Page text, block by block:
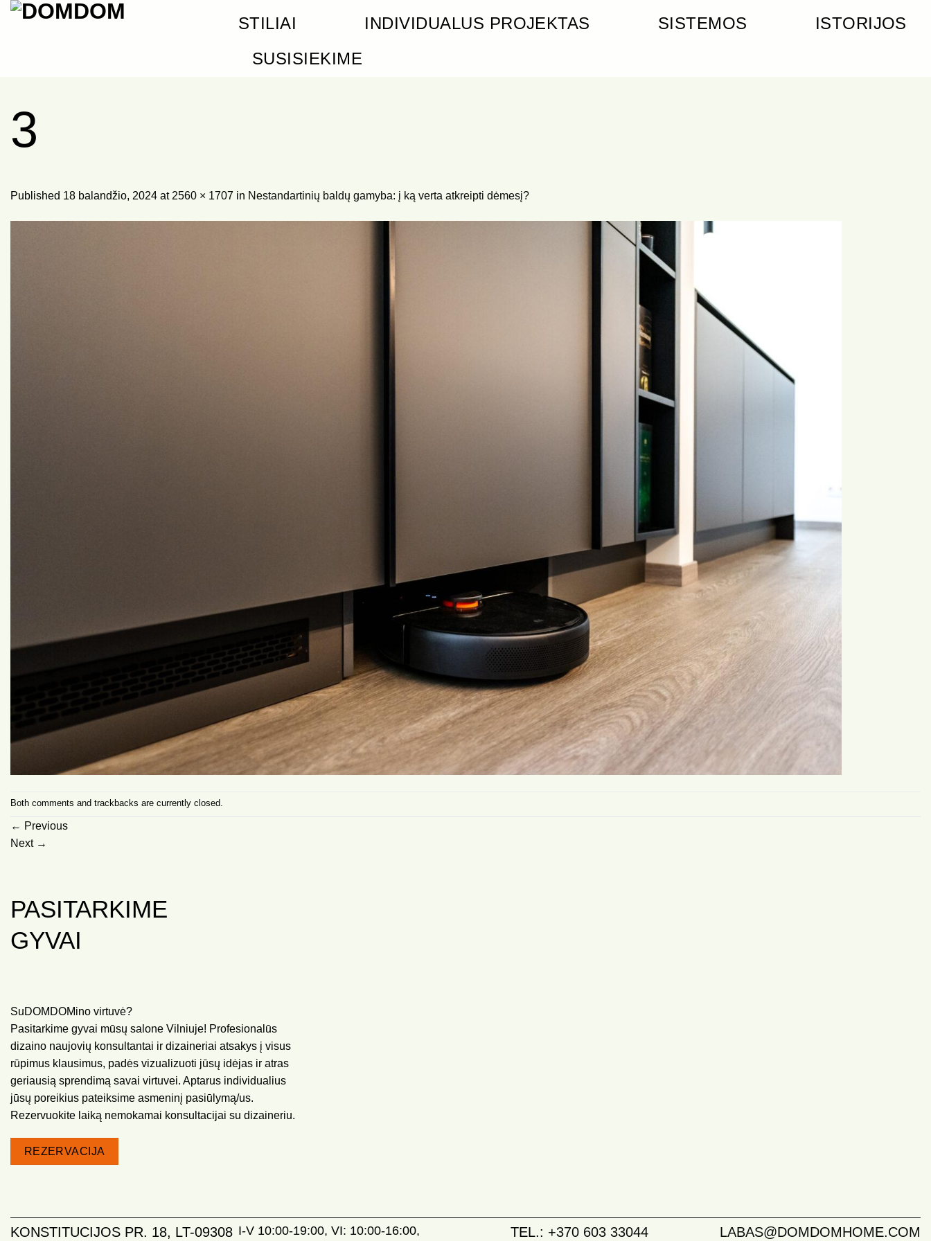
Skip
STILIAI INDIVIDUALUS PROJEKTAS SISTEMOS
ISTORIJOS
SUSISIEKIME
3
Published 18 balandžio, 2024 at 2560 × 1707 in Nestandartinių baldų gamyba: į ką verta atkreipti dėmesį?
Both comments and trackbacks are currently closed.
← Previous
Next →
PASITARKIME
GYVAI
SuDOMDOMino virtuvė?
Pasitarkime gyvai mūsų salone Vilniuje! Profesionalūs
dizaino naujovių konsultantai ir dizaineriai atsakys į visus
rūpimus klausimus, padės vizualizuoti jūsų idėjas ir atras
geriausią sprendimą savai virtuvei. Aptarus individualius
jūsų poreikius pateiksime asmeninį pasiūlymą/us.
Rezervuokite laiką nemokamai konsultacijai su dizaineriu.
REZERVACIJA
KONSTITUCIJOS PR. 18, LT-09308 I-V 10:00-19:00, VI: 10:00-16:00, TEL.: +370 603 33044 LABAS@DOMDOMHOME.COM